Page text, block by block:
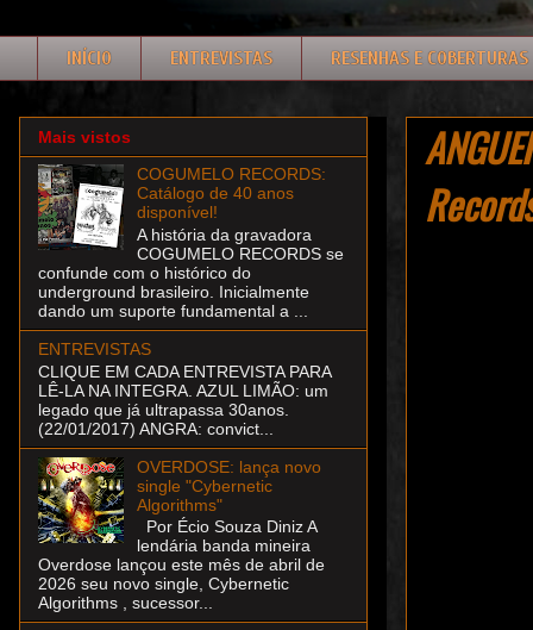
INÍCIO ENTREVISTAS RESENHAS E COBERTURAS
Mais vistos
COGUMELO RECORDS:
Catálogo de 40 anos
disponível!
A história da gravadora
COGUMELO RECORDS se
confunde com o histórico do
underground brasileiro. Inicialmente
dando um suporte fundamental a ...
ENTREVISTAS
CLIQUE EM CADA ENTREVISTA PARA
LÊ-LA NA INTEGRA. AZUL LIMÃO: um
legado que já ultrapassa 30anos.
(22/01/2017) ANGRA: convict...
OVERDOSE: lança novo
single "Cybernetic
Algorithms"
Por Écio Souza Diniz A
lendária banda mineira
Overdose lançou este mês de abril de
2026 seu novo single, Cybernetic
Algorithms , sucessor...